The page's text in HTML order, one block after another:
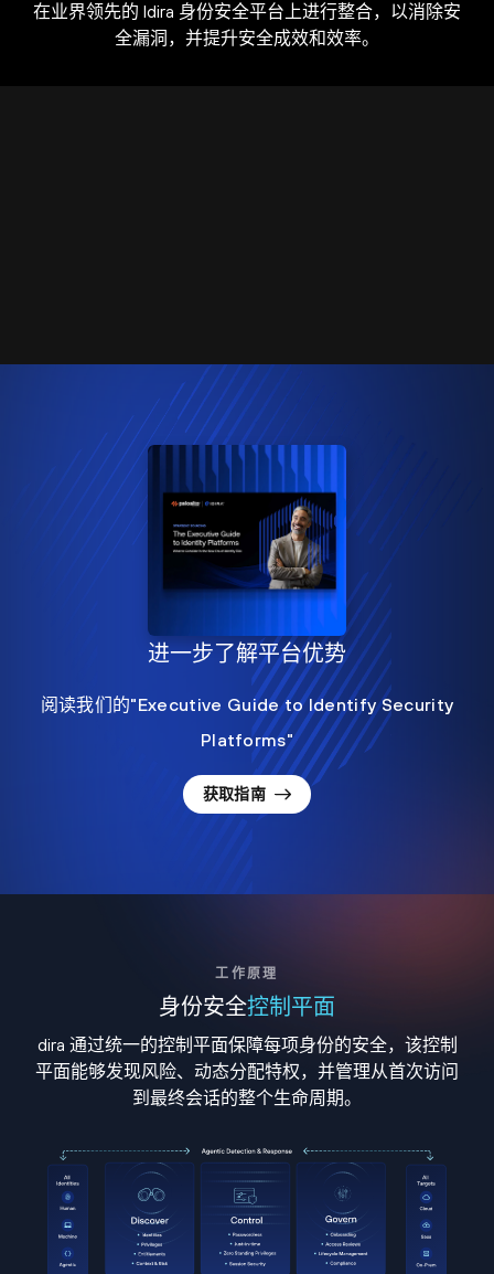
在业界领先的 Idira 身份安全平台上进行整合，以消除安
全漏洞，并提升安全成效和效率。
进一步了解平台优势
阅读我们的"Executive Guide to Identify Security
Platforms"
获取指南
工作原理
身份安全控制平面
dira 通过统一的控制平面保障每项身份的安全，该控制
平面能够发现风险、动态分配特权，并管理从首次访问
到最终会话的整个生命周期。